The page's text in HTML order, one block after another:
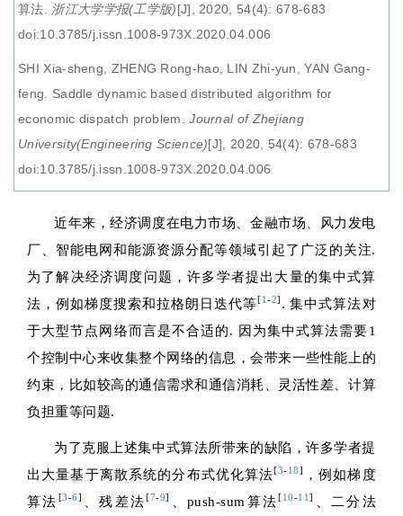
算法
浙江大学学报(工学版)[J], 2020, 54(4): 678-683
doi:10.3785/j.issn.1008-973X.2020.04.006
SHI Xia-sheng, ZHENG Rong-hao, LIN Zhi-yun, YAN Gang-
feng. Saddle dynamic based distributed algorithm for
economic dispatch problem
.Journal of Zhejiang
University(Engineering Science)[J], 2020, 54(4): 678-683
doi:10.3785/j.issn.1008-973X.2020.04.006
近年来，经济调度在电力市场、金融市场、风力发电
厂、智能电网和能源资源分配等领域引起了广泛的关注.
为了解决经济调度问题，许多学者提出大量的集中式算
法，例如梯度搜索和拉格朗日迭代等[1-2] . 集中式算法对
于大型节点网络而言是不合适的. 因为集中式算法需要1
个控制中心来收集整个网络的信息，会带来一些性能上的
约束，比如较高的通信需求和通信消耗、灵活性差、计算
负担重等问题.
为了克服上述集中式算法所带来的缺陷，许多学者提
出大量基于离散系统的分布式优化算法[3-18]
，例如梯度
算法 [3-6] 、残差法[7-9] 、push-sum算法[10-11] 、二分法